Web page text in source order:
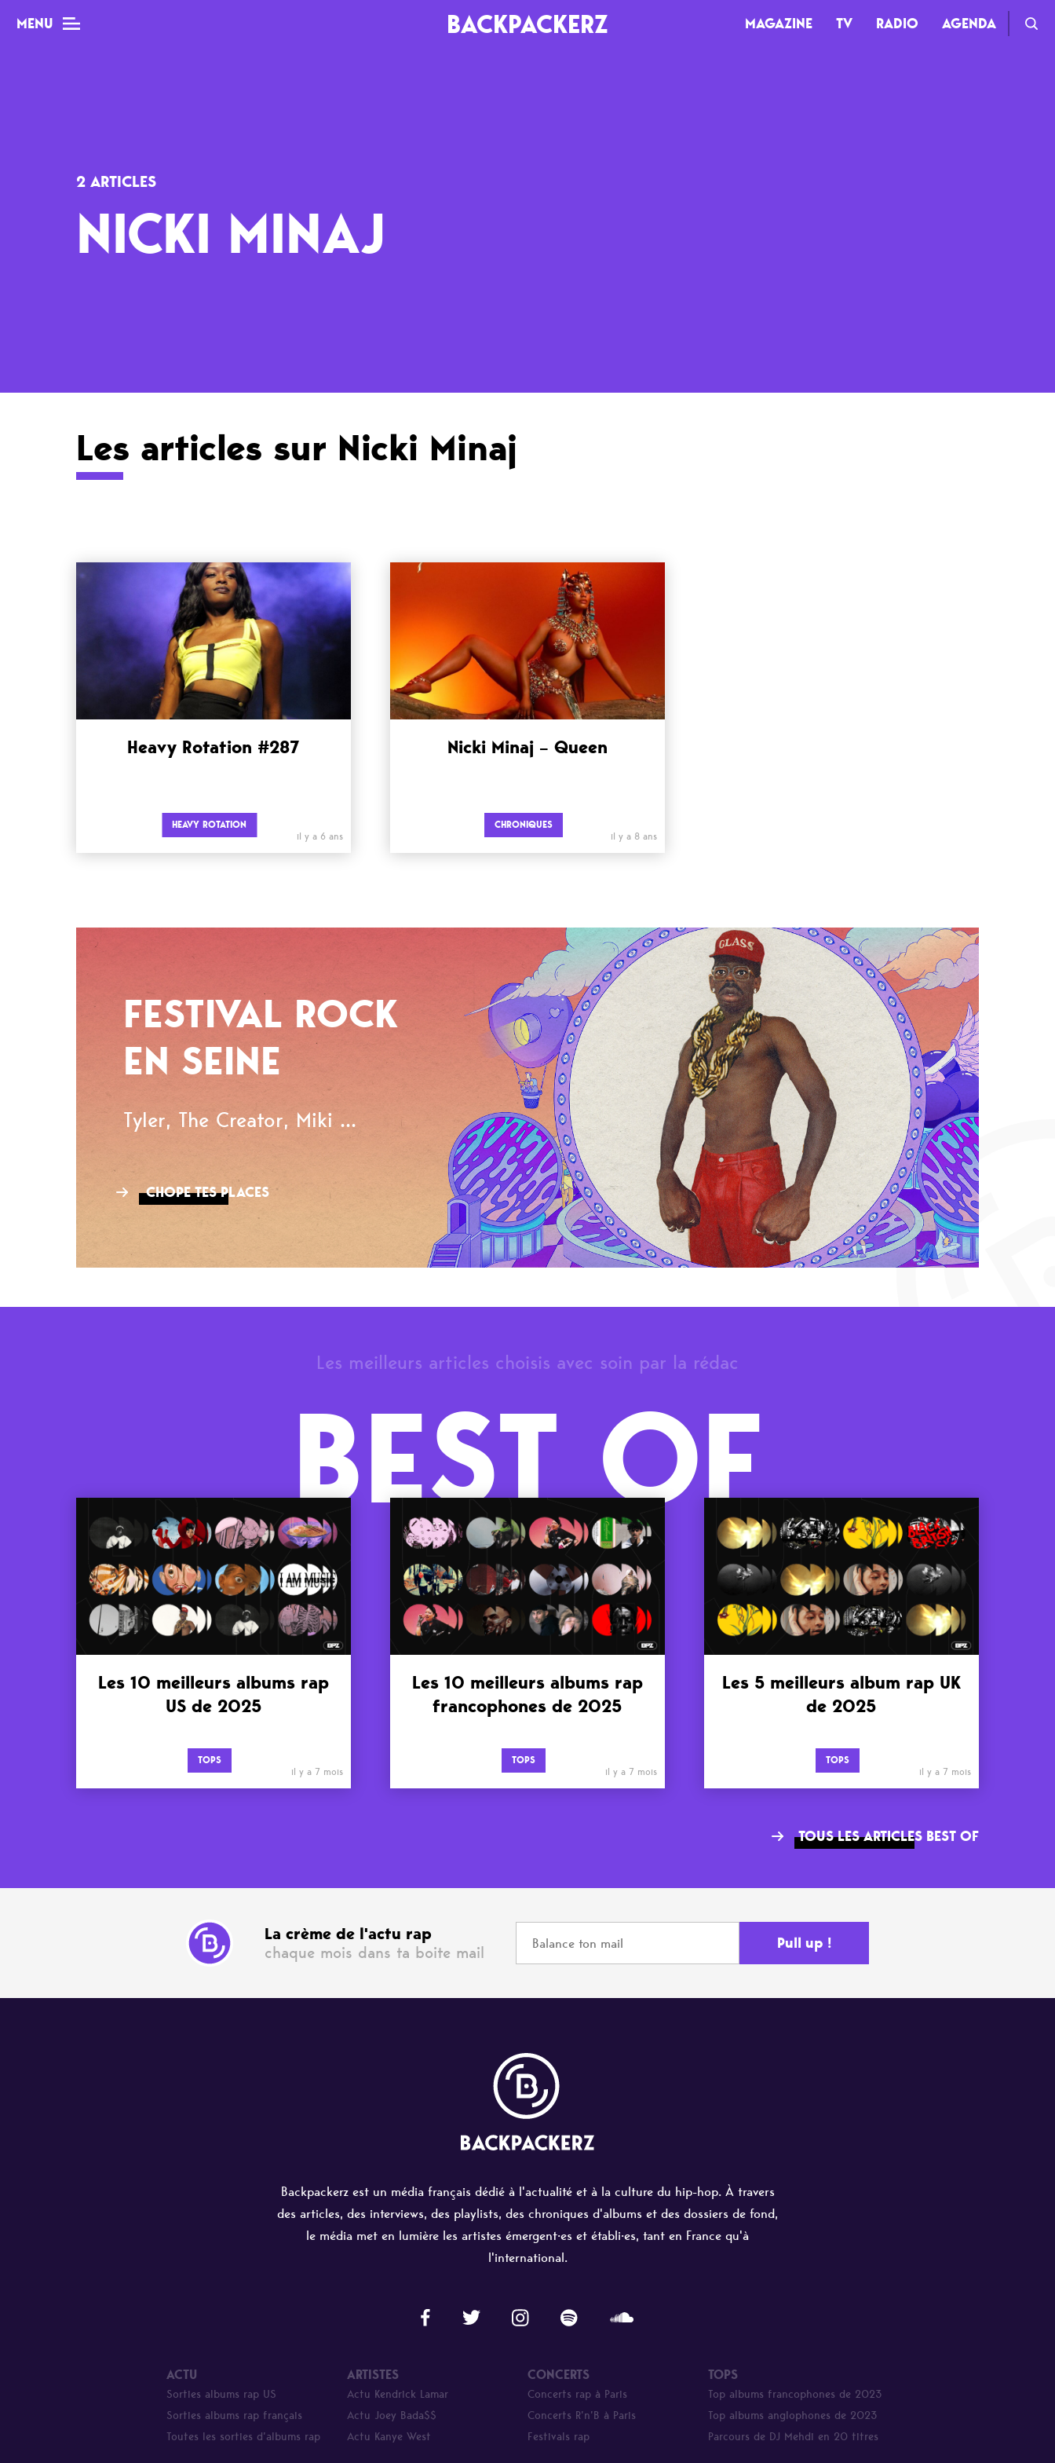
MENU BACKPACKERZ MAGAZINE TV RADIO AGENDA
Tops
Interviews
Chroniques
2 ARTICLES
NICKI MINAJ
Les articles sur Nicki Minaj
Heavy Rotation #287
HEAVY ROTATION
il y a 6 ans
Nicki Minaj – Queen
CHRONIQUES
il y a 8 ans
FESTIVAL ROCK
EN SEINE
Tyler, The Creator, Miki ...
CHOPE TES PLACES
Les meilleurs articles choisis avec soin par la rédac
BEST OF
Les 10 meilleurs albums rap
US de 2025
TOPS
il y a 7 mois
Les 10 meilleurs albums rap
francophones de 2025
TOPS
il y a 7 mois
Les 5 meilleurs album rap UK
de 2025
TOPS
il y a 7 mois
TOUS LES ARTICLES BEST OF
La crème de l'actu rap
chaque mois dans ta boite mail
Backpackerz est un média français dédié à l'actualité et à la culture du hip-hop. À travers
des articles, des interviews, des playlists, des chroniques d'albums et des dossiers de fond,
le média met en lumière les artistes émergent·es et établi·es, tant en France qu'à
l'international.
ACTU
Sorties albums rap US
Sorties albums rap français
Toutes les sorties d’albums rap
ARTISTES
Actu Kendrick Lamar
Actu Joey Bada$$
Actu Kanye West
CONCERTS
Concerts rap à Paris
Concerts R’n’B à Paris
Festivals rap
TOPS
Top albums francophones de 2023
Top albums anglophones de 2023
Parcours de DJ Mehdi en 20 titres